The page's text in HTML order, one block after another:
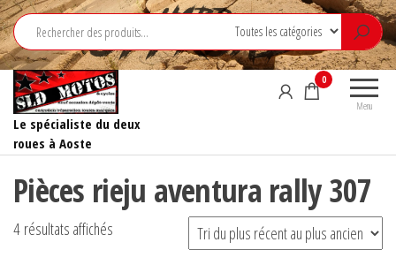
Aller
au
contenu
Le spécialiste du deux
roues à Aoste
Menu
0
Pièces rieju aventura rally 307
4 résultats affichés